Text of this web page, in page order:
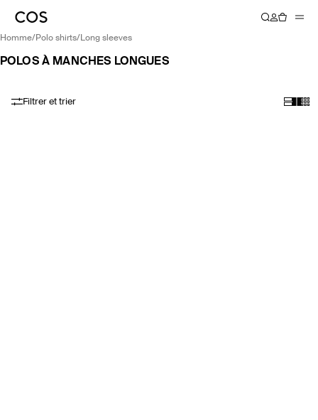
homme/ polo shirts/ long sleeves
POLOS À MANCHES LONGUES
Filtrer et trier